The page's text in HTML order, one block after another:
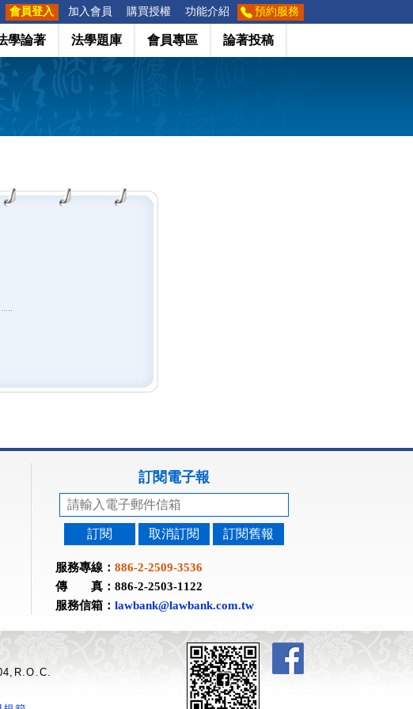
會員登入 加入會員 購買授權 功能介紹 預約服務
學論著 法學題庫 會員專區 論著投稿
訂閱電子報
訂閱 取消訂閱 訂閱舊報
服務專線： 886-2-2509-3536
傳 真：886-2-2503-1122
服務信箱： lawbank@lawbank.com.tw